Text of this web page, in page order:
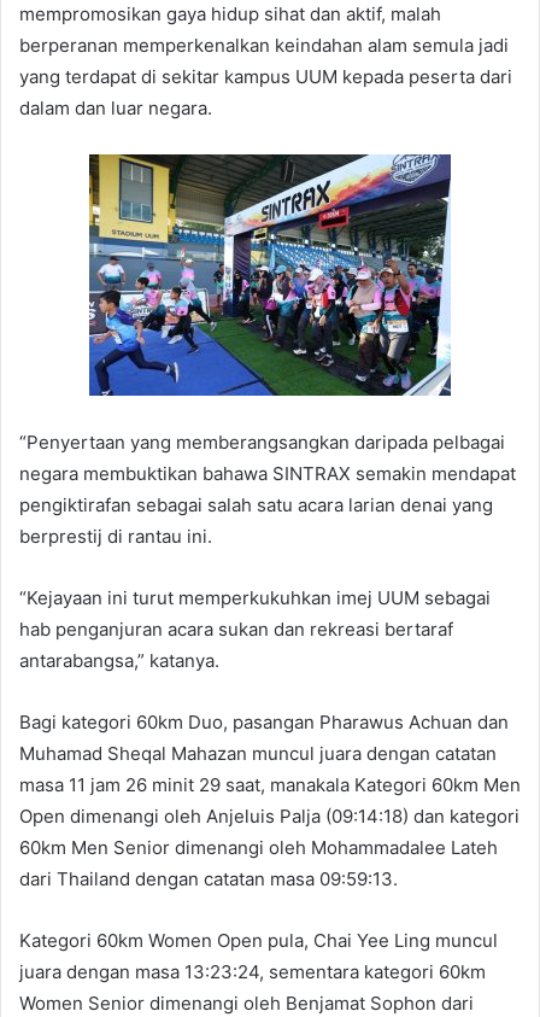
mempromosikan gaya hidup sihat dan aktif, malah
berperanan memperkenalkan keindahan alam semula jadi
yang terdapat di sekitar kampus UUM kepada peserta dari
dalam dan luar negara.
“Penyertaan yang memberangsangkan daripada pelbagai
negara membuktikan bahawa SINTRAX semakin mendapat
pengiktirafan sebagai salah satu acara larian denai yang
berprestij di rantau ini.
“Kejayaan ini turut memperkukuhkan imej UUM sebagai
hab penganjuran acara sukan dan rekreasi bertaraf
antarabangsa,” katanya.
Bagi kategori 60km Duo, pasangan Pharawus Achuan dan
Muhamad Sheqal Mahazan muncul juara dengan catatan
masa 11 jam 26 minit 29 saat, manakala Kategori 60km Men
Open dimenangi oleh Anjeluis Palja (09:14:18) dan kategori
60km Men Senior dimenangi oleh Mohammadalee Lateh
dari Thailand dengan catatan masa 09:59:13.
Kategori 60km Women Open pula, Chai Yee Ling muncul
juara dengan masa 13:23:24, sementara kategori 60km
Women Senior dimenangi oleh Benjamat Sophon dari